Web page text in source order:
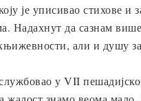
је уписивао стихове и
Надахнут да сазнам
али и душу
у VII